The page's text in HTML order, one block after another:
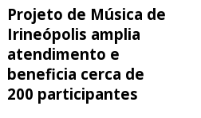
Projeto de Música de
Irineópolis amplia
atendimento e
beneficia cerca de
200 participantes